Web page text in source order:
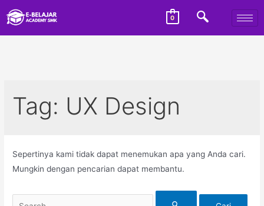
0
Tag: UX Design
Sepertinya kami tidak dapat menemukan apa yang Anda cari.
Mungkin dengan pencarian dapat membantu.